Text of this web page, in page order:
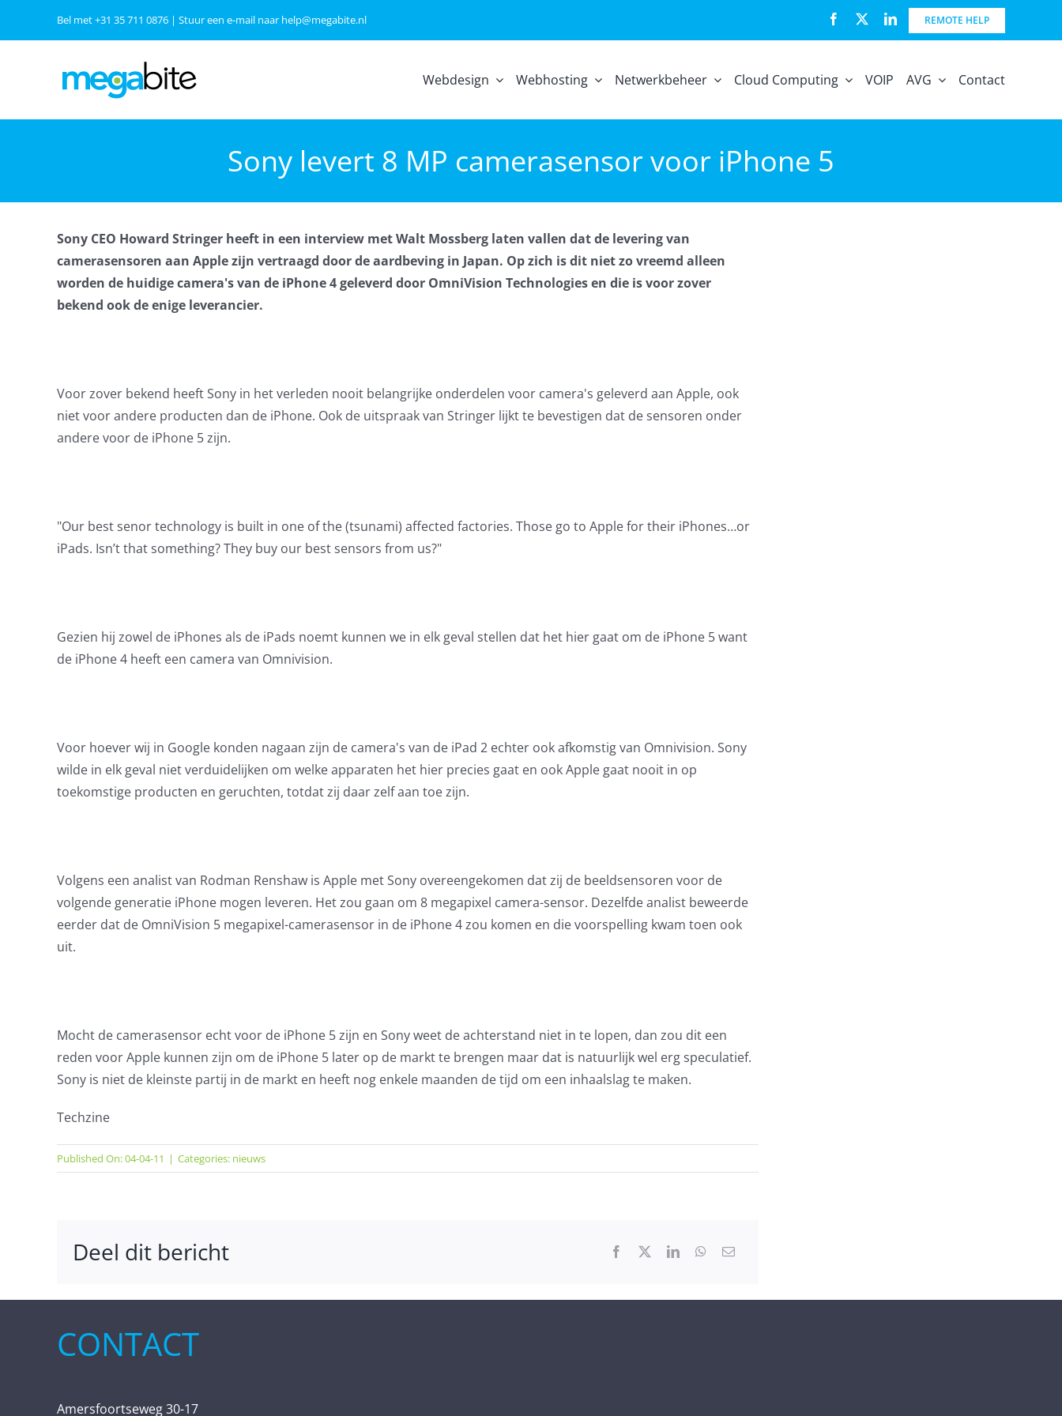
Bel met+31 35 711 0876| Stuur een e-mail naar help@megabite.nl REMOTE HELP
Webdesign Webhosting Netwerkbeheer Cloud Computing VOIP AVG Contact
Sony levert 8 MP camerasensor voor iPhone 5
Sony CEO Howard Stringer heeft in een interview met Walt Mossberg laten vallen dat de levering van
camerasensoren aan Apple zijn vertraagd door de aardbeving in Japan. Op zich is dit niet zo vreemd alleen
worden de huidige camera's van de iPhone 4 geleverd door OmniVision Technologies en die is voor zover
bekend ook de enige leverancier.
Voor zover bekend heeft Sony in het verleden nooit belangrijke onderdelen voor camera's geleverd aan Apple, ook
niet voor andere producten dan de iPhone. Ook de uitspraak van Stringer lijkt te bevestigen dat de sensoren onder
andere voor de iPhone 5 zijn.
"Our best senor technology is built in one of the (tsunami) affected factories. Those go to Apple for their iPhones…or
iPads. Isn’t that something? They buy our best sensors from us?"
Gezien hij zowel de iPhones als de iPads noemt kunnen we in elk geval stellen dat het hier gaat om de iPhone 5 want
de iPhone 4 heeft een camera van Omnivision.
Voor hoever wij in Google konden nagaan zijn de camera's van de iPad 2 echter ook afkomstig van Omnivision. Sony
wilde in elk geval niet verduidelijken om welke apparaten het hier precies gaat en ook Apple gaat nooit in op
toekomstige producten en geruchten, totdat zij daar zelf aan toe zijn.
Volgens een analist van Rodman Renshaw is Apple met Sony overeengekomen dat zij de beeldsensoren voor de
volgende generatie iPhone mogen leveren. Het zou gaan om 8 megapixel camera-sensor. Dezelfde analist beweerde
eerder dat de OmniVision 5 megapixel-camerasensor in de iPhone 4 zou komen en die voorspelling kwam toen ook
uit.
Mocht de camerasensor echt voor de iPhone 5 zijn en Sony weet de achterstand niet in te lopen, dan zou dit een
reden voor Apple kunnen zijn om de iPhone 5 later op de markt te brengen maar dat is natuurlijk wel erg speculatief.
Sony is niet de kleinste partij in de markt en heeft nog enkele maanden de tijd om een inhaalslag te maken.
Techzine
Published On: 04-04-11 | Categories: nieuws
Deel dit bericht
CONTACT
Amersfoortseweg 30-17